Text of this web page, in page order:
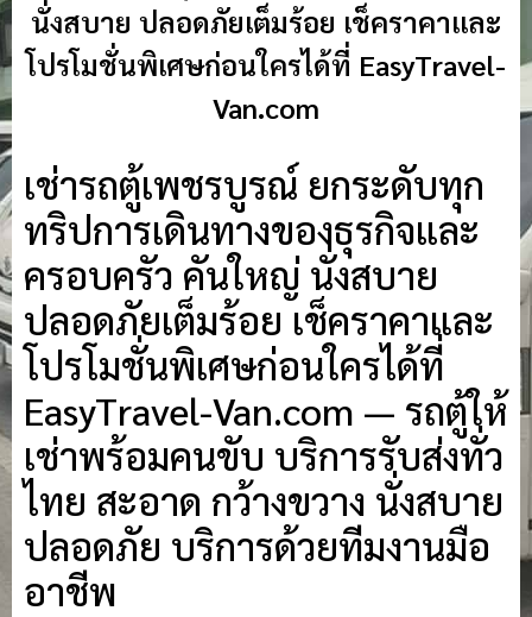
นั่งสบาย ปลอดภัยเต็มร้อย เช็คราคาและ
โปรโมชั่นพิเศษก่อนใครได้ที่ EasyTravel-
Van.com
เช่ารถตู้เพชรบูรณ์ ยกระดับทุก
ทริปการเดินทางของธุรกิจและ
ครอบครัว คันใหญ่ นั่งสบาย
ปลอดภัยเต็มร้อย เช็คราคาและ
โปรโมชั่นพิเศษก่อนใครได้ที่
EasyTravel-Van.com — รถตู้ให้
เช่าพร้อมคนขับ บริการรับส่งทั่ว
ไทย สะอาด กว้างขวาง นั่งสบาย
ปลอดภัย บริการด้วยทีมงานมือ
อาชีพ